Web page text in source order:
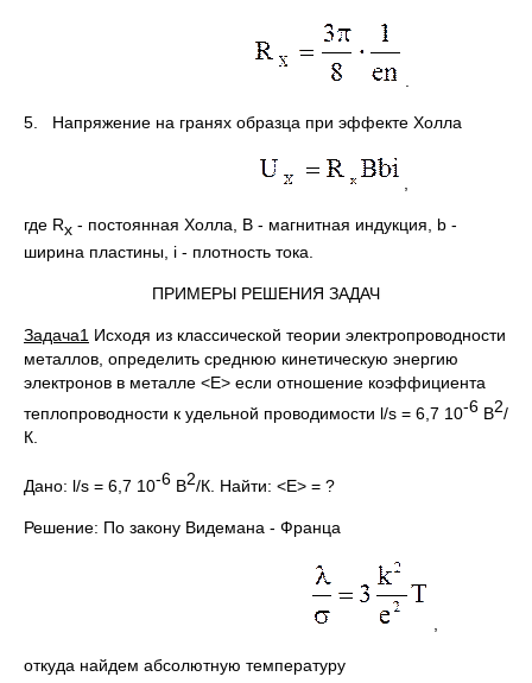
5. Напряжение на гранях образца при эффекте Холла
где Rx - постоянная Холла, В - магнитная индукция, b -
ширина пластины, i - плотность тока.
ПРИМЕРЫ РЕШЕНИЯ ЗАДАЧ
Задача1 Исходя из классической теории электропроводности
металлов, определить среднюю кинетическую энергию
электронов в металле <Е> если отношение коэффициента
теплопроводности к удельной проводимости l/s = 6,7 10-6 В2/
К.
Дано: l/s = 6,7 10-6 В2/К. Найти: <Е> = ?
Решение: По закону Видемана - Франца
откуда найдем абсолютную температуру